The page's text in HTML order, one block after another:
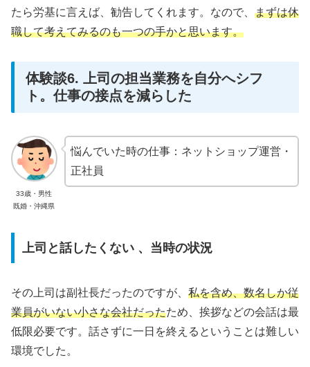
たら労基に言えば、勧告してくれます。なので、 まずは休
職して考えてみるのも一つの手かと思います。
体験談6. 上司の担当業務を自分へシフ
ト。仕事の接点を減らした
33歳・男性
既婚・沖縄県
悩んでいた時の仕事：ネットショップ運営・
正社員
上司と話したくない 、当時の状況
その上司は副社長だったのですが、 私を含め、数名しか従
業員がいない小さな会社だったため、挨拶などの会話は最
低限必要です。話さずに一日を終えるということは難しい
環境でした。